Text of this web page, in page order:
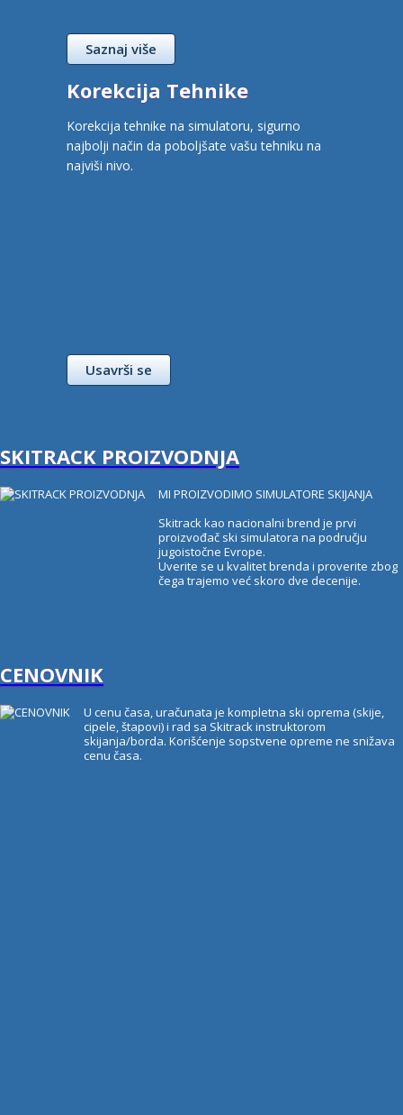
Saznaj više
Korekcija Tehnike
Korekcija tehnike na simulatoru, sigurno
najbolji način da poboljšate vašu tehniku na
najviši nivo.
Usavrši se
SKITRACK PROIZVODNJA
MI PROIZVODIMO SIMULATORE SKIJANJA
Skitrack kao nacionalni brend je prvi
proizvođač ski simulatora na području
jugoistočne Evrope.
Uverite se u kvalitet brenda i proverite zbog
čega trajemo već skoro dve decenije.
CENOVNIK
U cenu časa, uračunata je kompletna ski oprema (skije,
cipele, štapovi) i rad sa Skitrack instruktorom
skijanja/borda. Korišćenje sopstvene opreme ne snižava
cenu časa.